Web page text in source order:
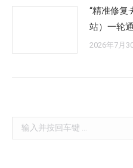
“精准修复
站）一轮
2026年7月
Search: